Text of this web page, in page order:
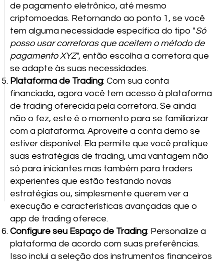
de pagamento eletrônico, até mesmo
criptomoedas. Retornando ao ponto 1, se você
tem alguma necessidade específica do tipo "Só
posso usar corretoras que aceitem o método de
pagamento XYZ", então escolha a corretora que
se adapte às suas necessidades.
Plataforma de Trading: Com sua conta
financiada, agora você tem acesso à plataforma
de trading oferecida pela corretora. Se ainda
não o fez, este é o momento para se familiarizar
com a plataforma. Aproveite a conta demo se
estiver disponível. Ela permite que você pratique
suas estratégias de trading, uma vantagem não
só para iniciantes mas também para traders
experientes que estão testando novas
estratégias ou, simplesmente querem ver a
execução e características avançadas que o
app de trading oferece.
Configure seu Espaço de Trading: Personalize a
plataforma de acordo com suas preferências.
Isso inclui a seleção dos instrumentos financeiros